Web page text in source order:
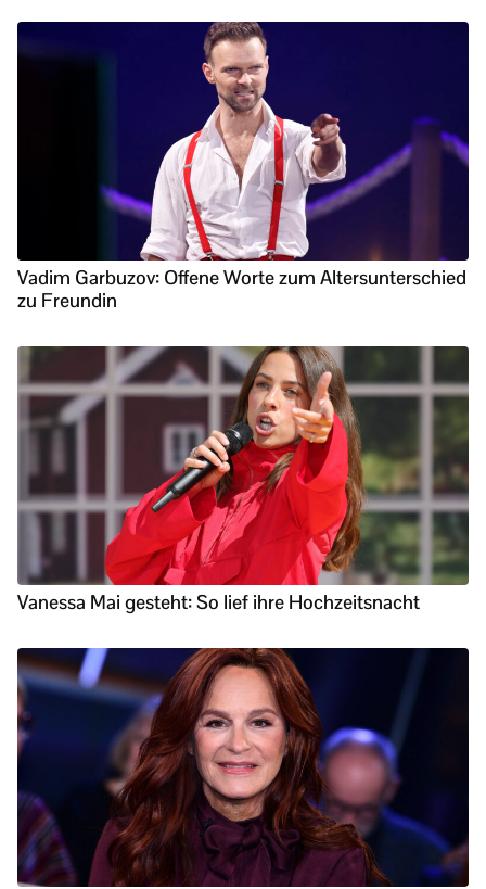
Vadim Garbuzov: Offene Worte zum Altersunterschied
zu Freundin
Vanessa Mai gesteht: So lief ihre Hochzeitsnacht